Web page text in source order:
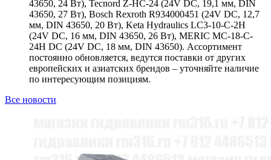
43650, 24 Вт), Tecnord Z-HC-24 (24V DC, 19,1 мм, DIN
43650, 27 Вт), Bosch Rexroth R934000451 (24V DC, 12,7
мм, DIN 43650, 20 Вт), Keta Hydraulics LC3-10-C-2H
(24V DC, 16 мм, DIN 43650, 26 Вт), MERIC MC-18-C-
24H DC (24V DC, 18 мм, DIN 43650). Ассортимент
постоянно обновляется, ведутся поставки от других
европейских и азиатских брендов – уточняйте наличие
по интересующим позициям.
Все новости